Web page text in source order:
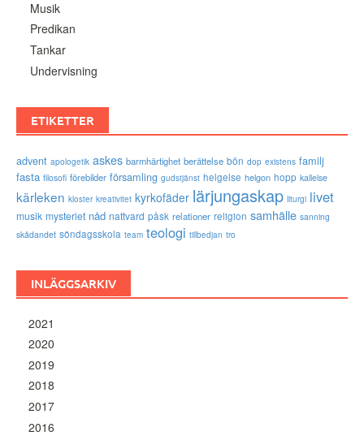
Musik
Predikan
Tankar
Undervisning
ETIKETTER
advent apologetik askes barmhärtighet berättelse bön dop existens familj
fasta filosofi förebilder församling gudstjänst helgelse helgon hopp kallelse
kärleken kloster kreativitet kyrkofäder lärjungaskap liturgi livet
musik mysteriet nåd nattvard påsk relationer religion samhälle sanning
skådandet söndagsskola team teologi tillbedjan tro
INLÄGGSARKIV
2021
2020
2019
2018
2017
2016